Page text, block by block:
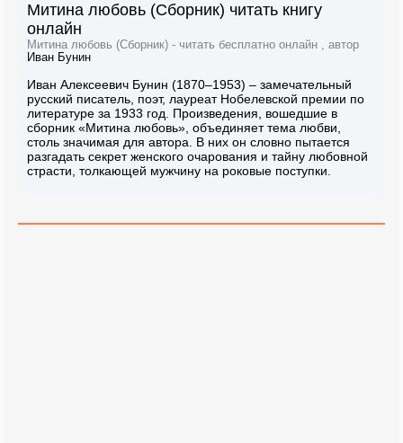
Митина любовь (Сборник) читать книгу
онлайн
Митина любовь (Сборник) - читать бесплатно онлайн , автор
Иван Бунин
Иван Алексеевич Бунин (1870–1953) – замечательный
русский писатель, поэт, лауреат Нобелевской премии по
литературе за 1933 год. Произведения, вошедшие в
сборник «Митина любовь», объединяет тема любви,
столь значимая для автора. В них он словно пытается
разгадать секрет женского очарования и тайну любовной
страсти, толкающей мужчину на роковые поступки.